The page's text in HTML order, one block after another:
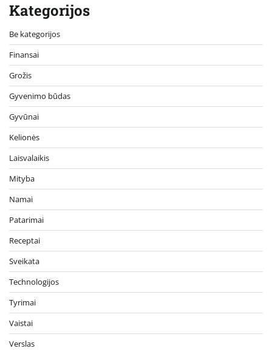
Kategorijos
Be kategorijos
Finansai
Grožis
Gyvenimo būdas
Gyvūnai
Kelionės
Laisvalaikis
Mityba
Namai
Patarimai
Receptai
Sveikata
Technologijos
Tyrimai
Vaistai
Verslas